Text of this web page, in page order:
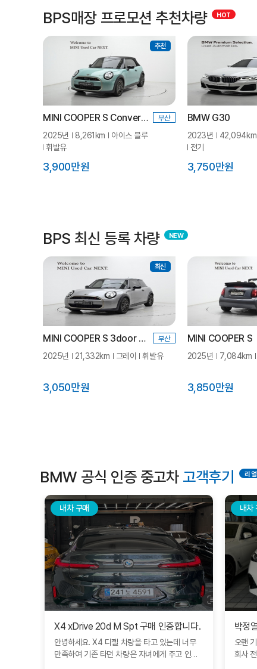
BPS매장 프로모션 추천차량
추천
MINI COOPER S Convertible 부산
2025년 8,261km
아이스 블루
휘발유
3,900만원
BMW G30
2023년 42,094km
전기
3,750만원
BPS 최신 등록 차량
최신
MINI COOPER S 3door 페이버드 부산
2025년 21,332km 그레이 휘발유
3,050만원
MINI COOPER S
2025년 7,084km
3,850만원
BMW 공식 인증 중고차고객후기
내차 구매
X4 xDrive 20d M Spt 구매 인증합니다.
안녕하세요. X4 디젤 차량을 타고 있는데 너무
만족하여 기존 타던 차량은 자녀에게 주고 인증
내차
오랜
회사